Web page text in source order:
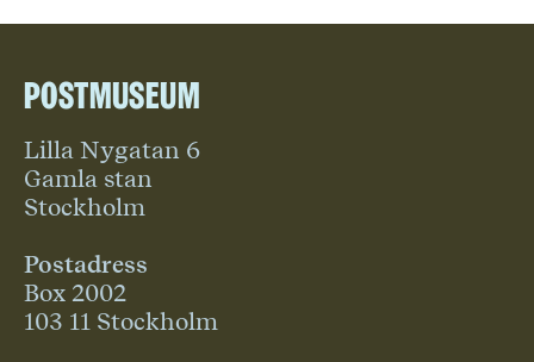
Postmuseum
Lilla Nygatan 6
Gamla stan
Stockholm
Postadress
Box 2002
103 11 Stockholm